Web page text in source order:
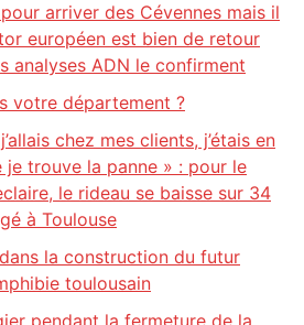
arriver des Cévennes mais il
européen est bien de retour
analyses ADN le confirment
votre département ?
chez mes clients, j’étais en
je trouve la panne » : pour le
le rideau se baisse sur 34
à Toulouse
la construction du futur
toulousain
pendant la fermeture de la